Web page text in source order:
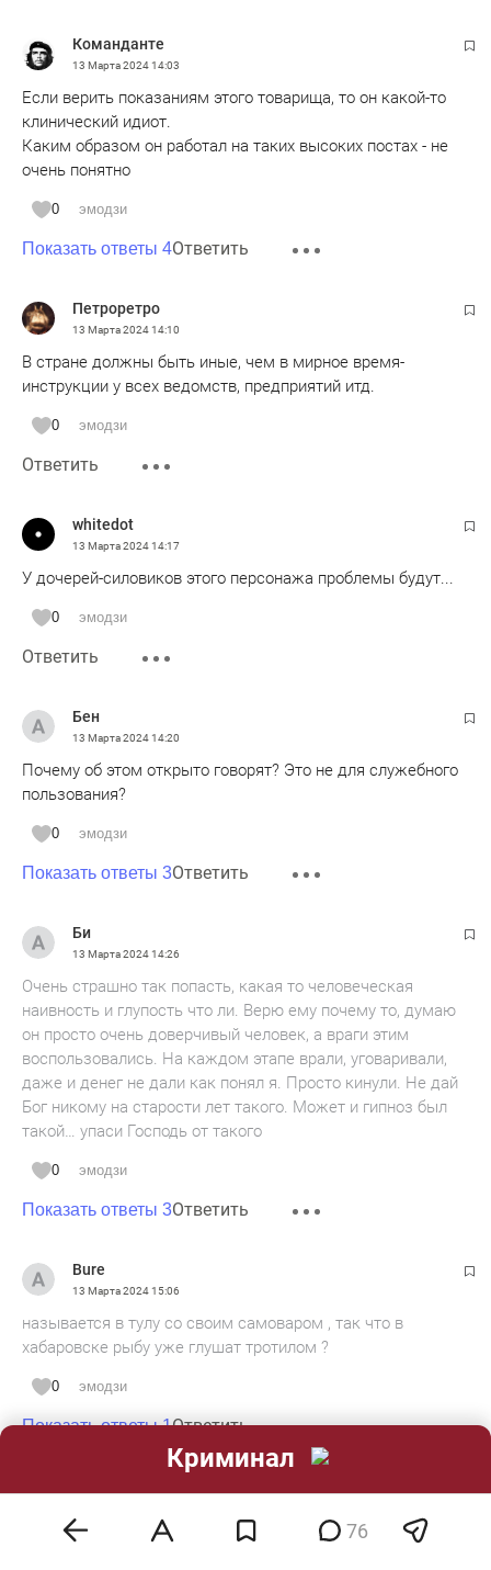
Команданте
13 Марта 202414:03
Если верить показаниям этого товарища, то он какой-то
клинический идиот.
Каким образом он работал на таких высоких постах - не
очень понятно
0 эмодзи
Показать ответы 4Ответить
Петроретро
13 Марта 202414:10
В стране должны быть иные, чем в мирное время-
инструкции у всех ведомств, предприятий итд.
0 эмодзи
Ответить
whitedot
13 Марта 202414:17
У дочерей-силовиков этого персонажа проблемы будут...
0 эмодзи
Ответить
Бен
13 Марта 202414:20
Почему об этом открыто говорят? Это не для служебного
пользования?
0 эмодзи
Показать ответы 3Ответить
Би
13 Марта 202414:26
Очень страшно так попасть, какая то человеческая
наивность и глупость что ли. Верю ему почему то, думаю
он просто очень доверчивый человек, а враги этим
воспользовались. На каждом этапе врали, уговаривали,
даже и денег не дали как понял я. Просто кинули. Не дай
Бог никому на старости лет такого. Может и гипноз был
такой… упаси Господь от такого
0 эмодзи
Показать ответы 3Ответить
Bure
13 Марта 202415:06
называется в тулу со своим самоваром , так что в
хабаровске рыбу уже глушат тротилом ?
0 эмодзи
Показать ответы 1Ответить
Пост Малиновка единственный стационарный пост на
76
Криминал